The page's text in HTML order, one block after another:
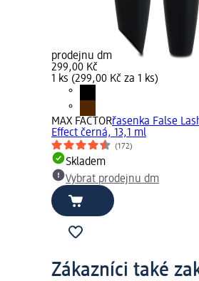
prodejnu dm
299,00 Kč
1 ks (299,00 Kč za 1 ks)
MAX FACTORřasenka False
Effect černá, 13,1 ml
(172)
Skladem
Vybrat prodejnu dm
Zákazníci také